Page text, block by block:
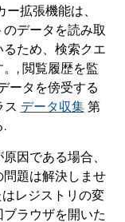
拡張機能は、
データを読み取
ため、検索クエ
, 閲覧履歴を監
ータを傍受する
ス データ収集第
.
因である場合、
題は解決しませ
レジストリの変
ラウザを開いた